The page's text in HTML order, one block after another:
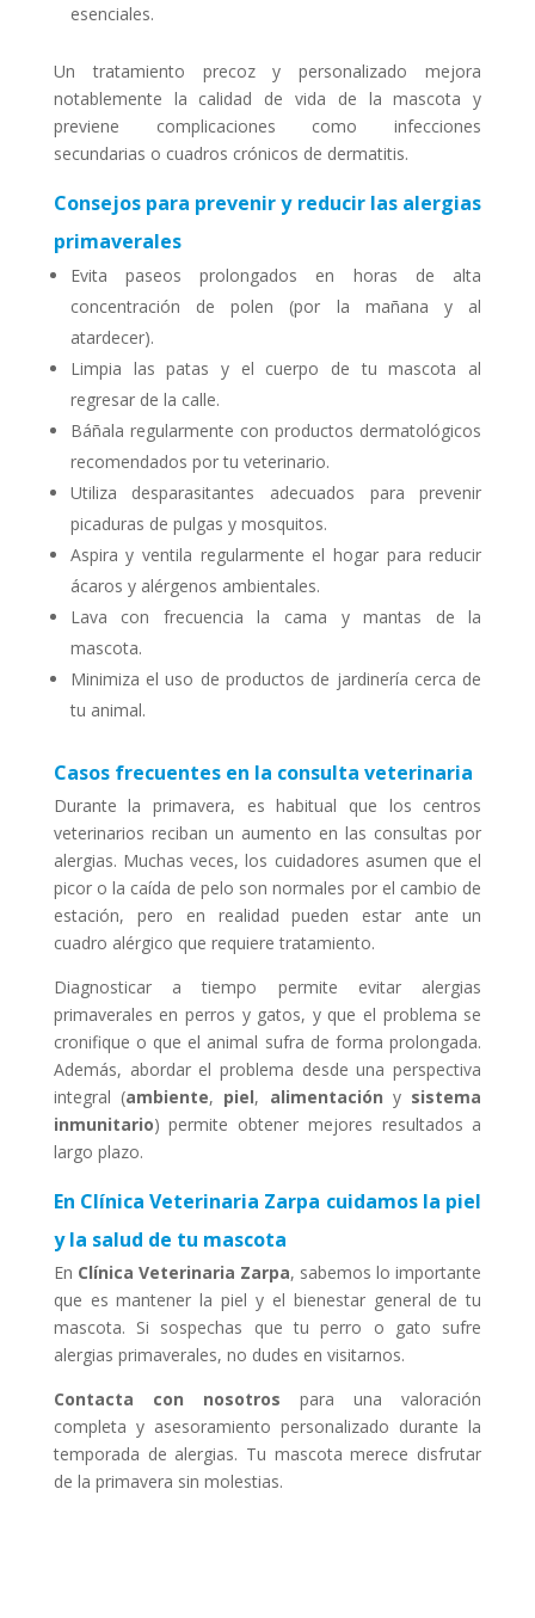
esenciales.
Un tratamiento precoz y personalizado mejora
notablemente la calidad de vida de la mascota y
previene complicaciones como infecciones
secundarias o cuadros crónicos de dermatitis.
Consejos para prevenir y reducir las alergias
primaverales
Evita paseos prolongados en horas de alta
concentración de polen (por la mañana y al
atardecer).
Limpia las patas y el cuerpo de tu mascota al
regresar de la calle.
Báñala regularmente con productos dermatológicos
recomendados por tu veterinario.
Utiliza desparasitantes adecuados para prevenir
picaduras de pulgas y mosquitos.
Aspira y ventila regularmente el hogar para reducir
ácaros y alérgenos ambientales.
Lava con frecuencia la cama y mantas de la
mascota.
Minimiza el uso de productos de jardinería cerca de
tu animal.
Casos frecuentes en la consulta veterinaria
Durante la primavera, es habitual que los centros
veterinarios reciban un aumento en las consultas por
alergias. Muchas veces, los cuidadores asumen que el
picor o la caída de pelo son normales por el cambio de
estación, pero en realidad pueden estar ante un
cuadro alérgico que requiere tratamiento.
Diagnosticar a tiempo permite evitar alergias
primaverales en perros y gatos, y que el problema se
cronifique o que el animal sufra de forma prolongada.
Además, abordar el problema desde una perspectiva
integral (ambiente, piel, alimentación y sistema
inmunitario) permite obtener mejores resultados a
largo plazo.
En Clínica Veterinaria Zarpa cuidamos la piel
y la salud de tu mascota
En Clínica Veterinaria Zarpa, sabemos lo importante
que es mantener la piel y el bienestar general de tu
mascota. Si sospechas que tu perro o gato sufre
alergias primaverales, no dudes en visitarnos.
Contacta con nosotros para una valoración
completa y asesoramiento personalizado durante la
temporada de alergias. Tu mascota merece disfrutar
de la primavera sin molestias.